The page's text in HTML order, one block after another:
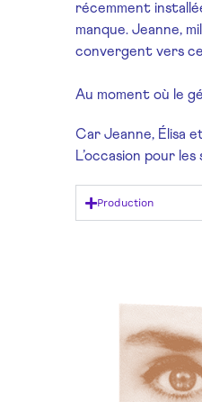
récemment
manque. Jeanne,
convergent vers
Au moment où le
Car Jeanne, Élisa
L’occasion pour
Production